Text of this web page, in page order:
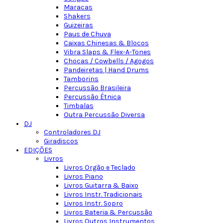
Maracas
Shakers
Guizeiras
Paus de Chuva
Caixas Chinesas & Blocos
Vibra Slaps & Flex-A-Tones
Chocas / Cowbells / Agogos
Pandeiretas | Hand Drums
Tamborins
Percussão Brasileira
Percussão Étnica
Timbalas
Outra Percussão Diversa
DJ
Controladores DJ
Giradiscos
EDIÇÕES
Livros
Livros Orgão e Teclado
Livros Piano
Livros Guitarra & Baixo
Livros Instr. Tradicionais
Livros Instr. Sopro
Livros Bateria & Percussão
Livros Outros Instrumentos